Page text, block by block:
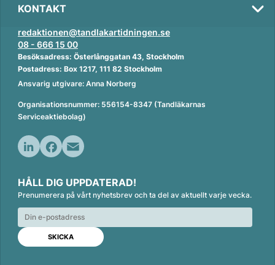
KONTAKT
redaktionen@tandlakartidningen.se
08 - 666 15 00
Besöksadress: Österlånggatan 43, Stockholm
Postadress: Box 1217, 111 82 Stockholm
Ansvarig utgivare: Anna Norberg
Organisationsnummer: 556154-8347 (Tandläkarnas
Serviceaktiebolag)
n
k
e
d
n
c
e
b
o
o
k
a
i
l
HÅLL DIG UPPDATERAD!
Prenumerera på vårt nyhetsbrev och ta del av aktuellt varje vecka.